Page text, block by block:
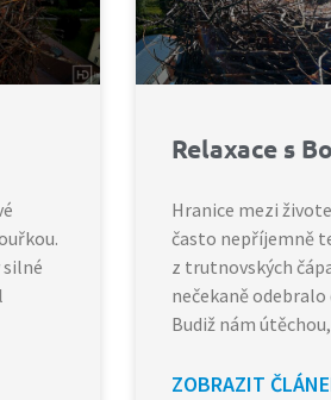
Relaxace s
Hranice mezi
často nepříjemně
z trutnovských
nečekaně
Budiž nám
ZOBRAZIT